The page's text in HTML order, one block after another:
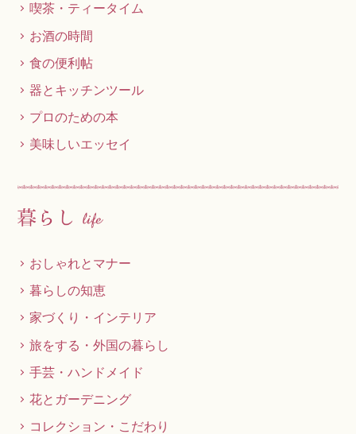
喫茶・ティータイム
お酒の時間
食の便利帖
器とキッチンツール
プロのための本
美味しいエッセイ
おしゃれとマナー
暮らしの知恵
家づくり・インテリア
旅をする・外国の暮らし
手芸・ハンドメイド
花とガーデニング
コレクション・こだわり